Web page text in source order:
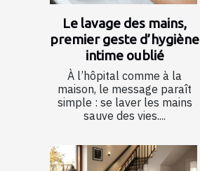
Le lavage des mains,
premier geste d’hygiène
intime oublié
À l’hôpital comme à la
maison, le message paraît
simple : se laver les mains
sauve des vies....